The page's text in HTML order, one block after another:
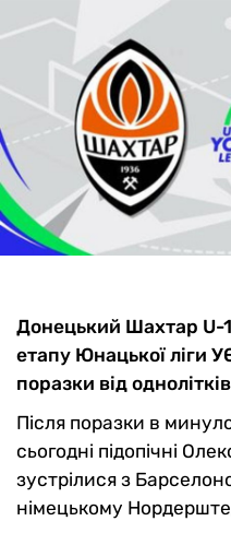
Донецький Шахтар U-
етапу Юнацької ліги
поразки від
Після поразки в
сьогодні підопічні
зустрілися з
німецькому